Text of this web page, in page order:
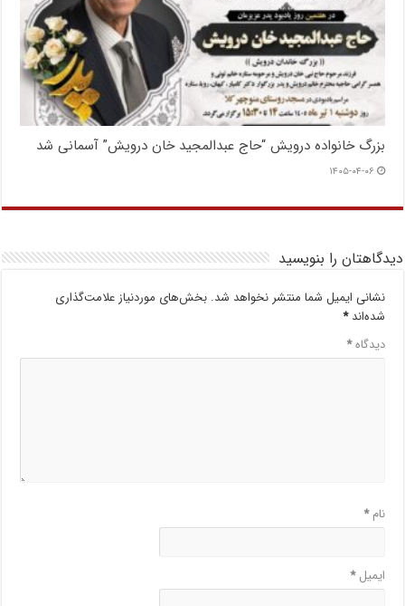
بزرگ خانواده درویش “حاج عبدالمجید خان درویش” آسمانی شد
۱۴۰۵-۰۴-۰۶
دیدگاهتان را بنویسید
نشانی ایمیل شما منتشر نخواهد شد. بخش‌های موردنیاز علامت‌گذاری
شده‌اند*
دیدگاه*
نام*
ایمیل*